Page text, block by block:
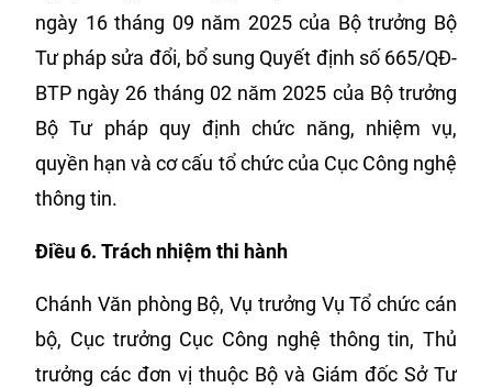
ngày 16 tháng 09 năm 2025 của Bộ trưởng Bộ
Tư pháp sửa đổi, bổ sung Quyết định số 665/QĐ-
BTP ngày 26 tháng 02 năm 2025 của Bộ trưởng
Bộ Tư pháp quy định chức năng, nhiệm vụ,
quyền hạn và cơ cấu tổ chức của Cục Công nghệ
thông tin.
Điều 6. Trách nhiệm thi hành
Chánh Văn phòng Bộ, Vụ trưởng Vụ Tổ chức cán
bộ, Cục trưởng Cục Công nghệ thông tin, Thủ
trưởng các đơn vị thuộc Bộ và Giám đốc Sở Tư